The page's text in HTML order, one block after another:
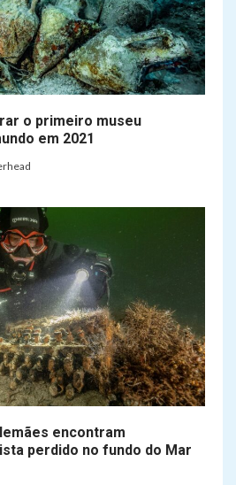
o primeiro museu
em 2021
encontram
perdido no fundo do Mar